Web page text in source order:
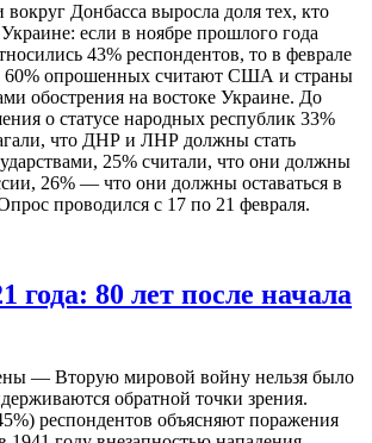
Донбасса выросла доля тех, кто
если в ноябре прошлого года
43% респондентов, то в феврале
60% опрошенных считают США и страны
обострения на востоке Украине. До
о статусе народных республик 33%
что ДНР и ЛНР должны стать
25% считали, что они должны
26% — что они должны оставаться в
проводился с 17 по 21 февраля.
года: 80 лет после начала
— Вторую мировой войну нельзя было
обратной точки зрения.
респондентов объясняют поражения